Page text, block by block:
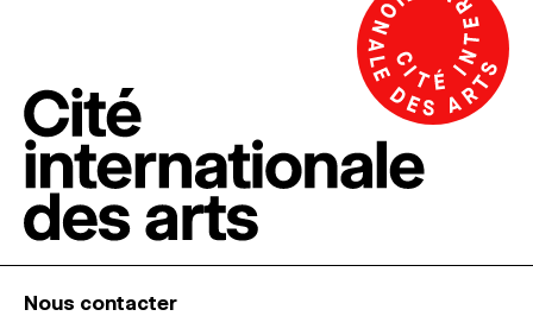
Nous contacter